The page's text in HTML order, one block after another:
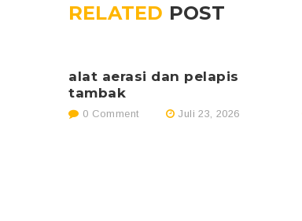
RELATED POST
alat aerasi dan pelapis
tambak
0 Comment Juli 23, 2026